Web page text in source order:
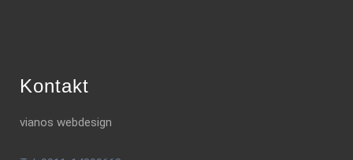
Kontakt
vianos webdesign